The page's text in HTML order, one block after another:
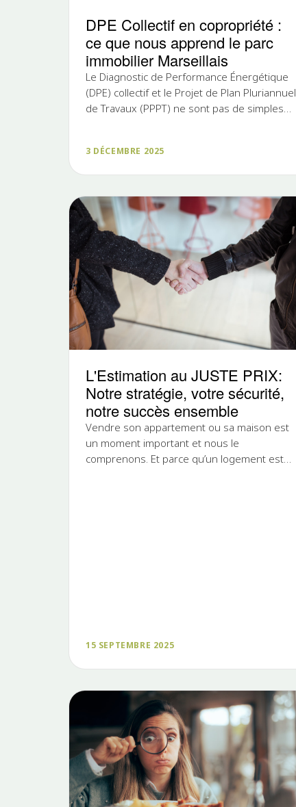
DPE Collectif en copropriété :
ce que nous apprend le parc
immobilier Marseillais
Le Diagnostic de Performance Énergétique
(DPE) collectif et le Projet de Plan Pluriannuel
de Travaux (PPPT) ne sont pas de simples
3 DÉCEMBRE 2025
L'Estimation au JUSTE PRIX:
Notre stratégie, votre sécurité,
notre succès ensemble
Vendre son appartement ou sa maison est
un moment important et nous le
comprenons. Et parce qu’un logement est
15 SEPTEMBRE 2025